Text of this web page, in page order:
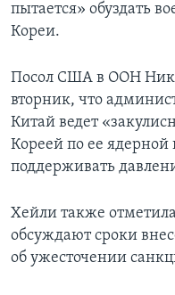
пытается» обуздать
Кореи.
Посол США в ООН
вторник, что
Китай ведет
Кореей по ее
поддерживать
Хейли также
обсуждают сроки
об ужесточении